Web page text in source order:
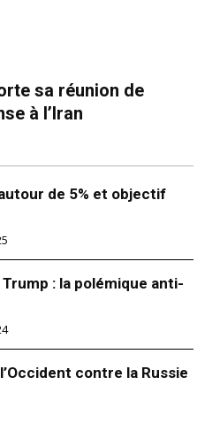
sa réunion de
à l’Iran
de 5% et objectif
: la polémique anti-
contre la Russie